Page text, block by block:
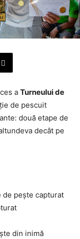
a Turneului de
de pescuit
două etape de
decât pe
de pește capturat
din inimă